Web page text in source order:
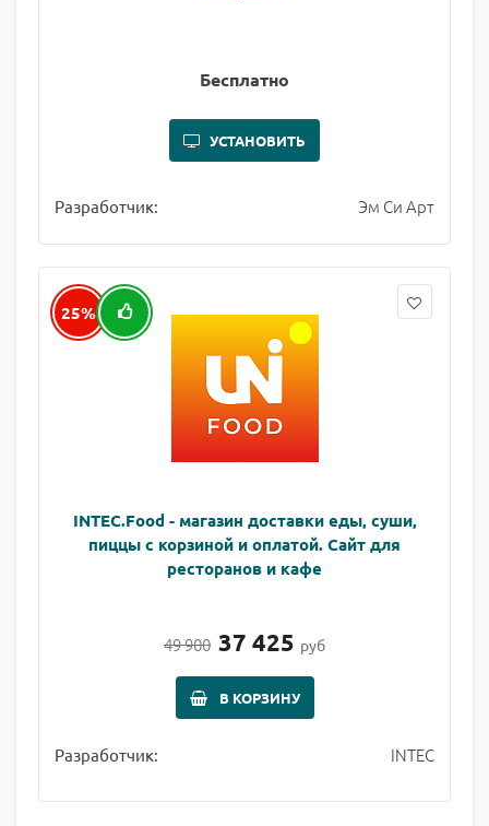
Бесплатно
УСТАНОВИТЬ
Разработчик: Эм Си Арт
25%
INTEC.Food - магазин доставки еды, суши,
пиццы с корзиной и оплатой. Сайт для
ресторанов и кафе
49 900 37 425 руб
В КОРЗИНУ
Разработчик: INTEC